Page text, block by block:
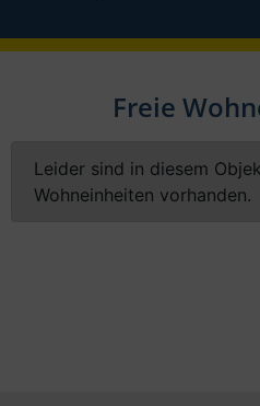
Freie
Leider sind in diesem
Wohneinheiten vorhanden.